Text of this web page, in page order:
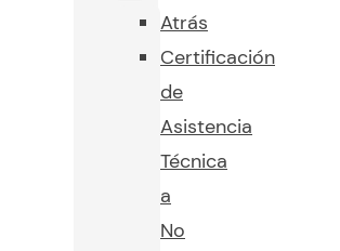
Atrás
Certificación
de
Asistencia
Técnica
a
No